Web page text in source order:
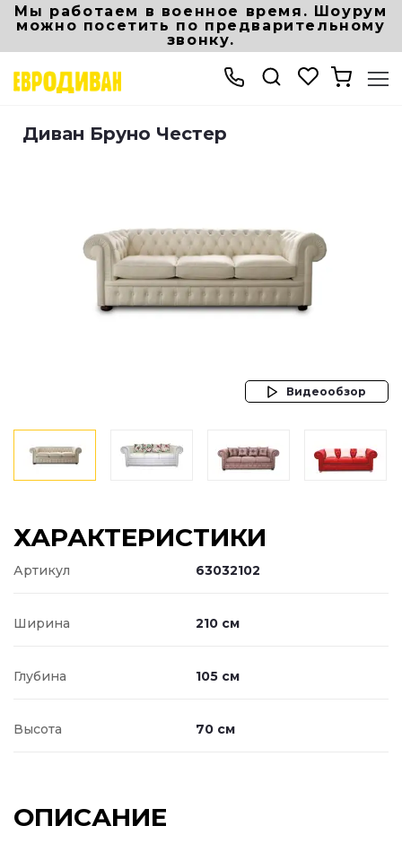
Мы работаем в военное время. Шоурум
можно посетить по предварительному
звонку.
Интернет-магазин мебели
Диван Бруно Честер
Видеообзор
ХАРАКТЕРИСТИКИ
Артикул 63032102
Ширина 210 см
Глубина 105 см
Высота 70 см
ОПИСАНИЕ